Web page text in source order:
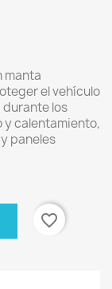
manta
el vehículo
los
y calentamiento,
paneles
favorite_border